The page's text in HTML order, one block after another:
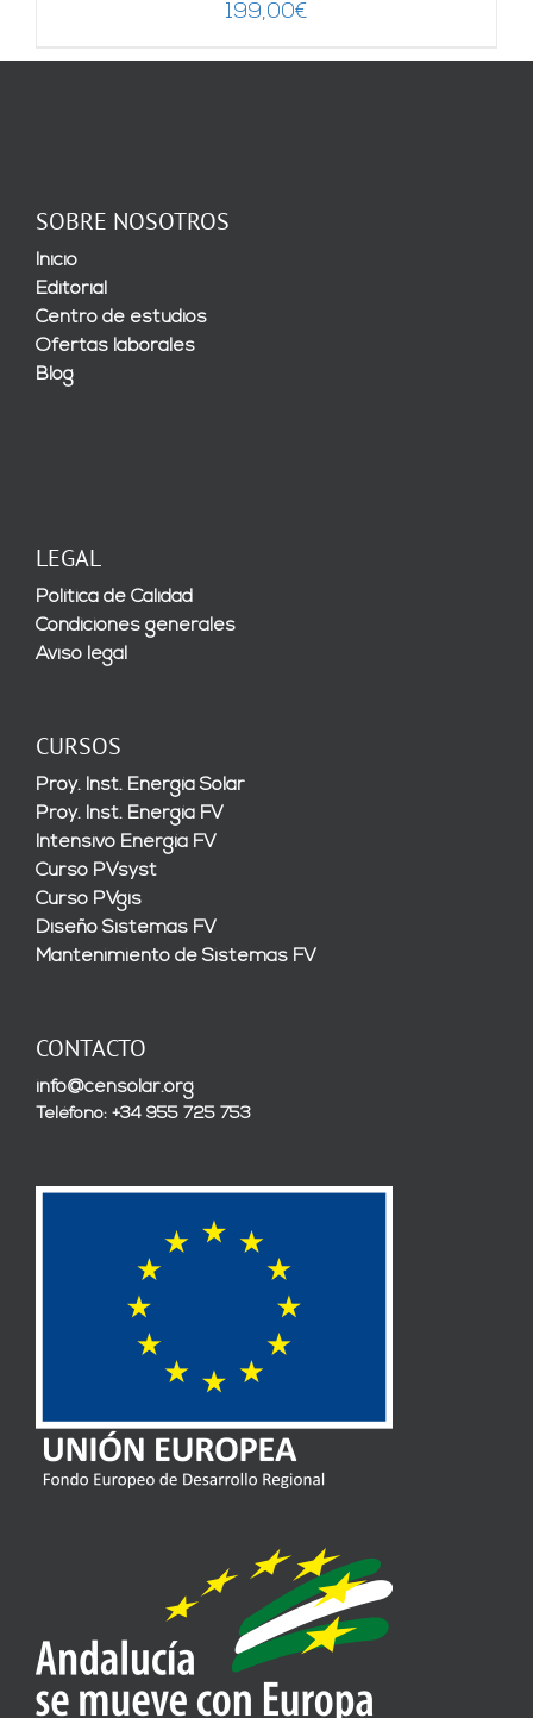
199,00€
SOBRE NOSOTROS
Inicio
Editorial
Centro de estudios
Ofertas laborales
Blog
LEGAL
Política de Calidad
Condiciones generales
Aviso legal
CURSOS
Proy. Inst. Energía Solar
Proy. Inst. Energía FV
Intensivo Energía FV
Curso PVsyst
Curso PVgis
Diseño Sistemas FV
Mantenimiento de Sistemas FV
CONTACTO
info@censolar.org
Teléfono: +34 955 725 753